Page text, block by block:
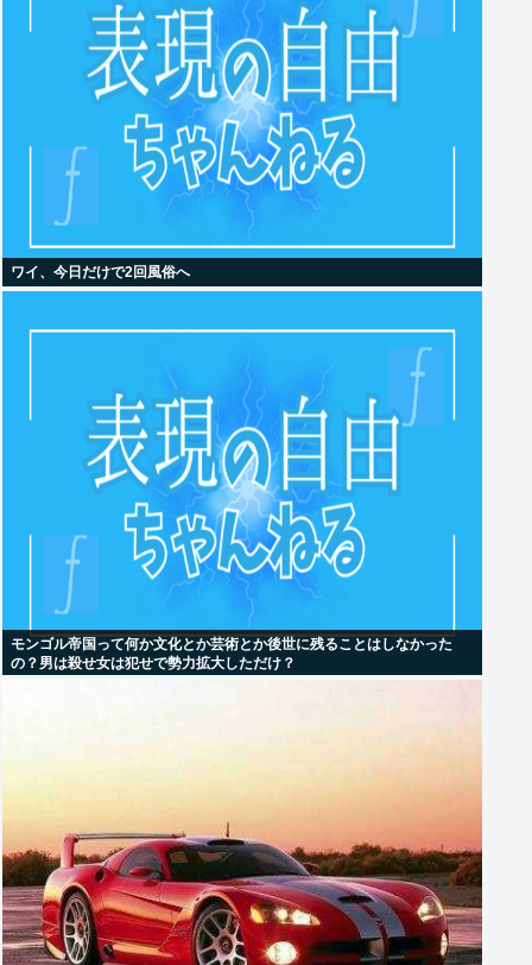
ワイ、今日だけで2回風俗へ
モンゴル帝国って何か文化とか芸術とか後世に残ることはしなかった
の？男は殺せ女は犯せで勢力拡大しただけ？